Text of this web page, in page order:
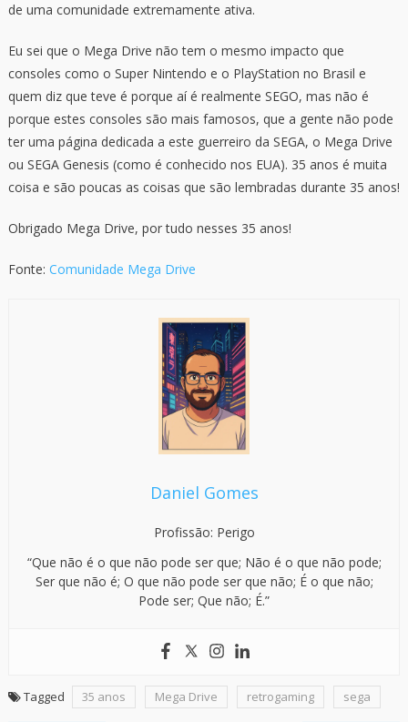
de uma comunidade extremamente ativa.
Eu sei que o Mega Drive não tem o mesmo impacto que
consoles como o Super Nintendo e o PlayStation no Brasil e
quem diz que teve é porque aí é realmente SEGO, mas não é
porque estes consoles são mais famosos, que a gente não pode
ter uma página dedicada a este guerreiro da SEGA, o Mega Drive
ou SEGA Genesis (como é conhecido nos EUA). 35 anos é muita
coisa e são poucas as coisas que são lembradas durante 35 anos!
Obrigado Mega Drive, por tudo nesses 35 anos!
Fonte: Comunidade Mega Drive
Daniel Gomes
Profissão: Perigo
“Que não é o que não pode ser que; Não é o que não pode;
Ser que não é; O que não pode ser que não; É o que não;
Pode ser; Que não; É.”
Tagged 35 anos Mega Drive retrogaming sega